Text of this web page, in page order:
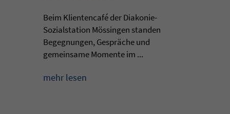
Beim Klientencafé der Diakonie-
Sozialstation Mössingen standen
Begegnungen, Gespräche und
gemeinsame Momente im ...
mehr lesen